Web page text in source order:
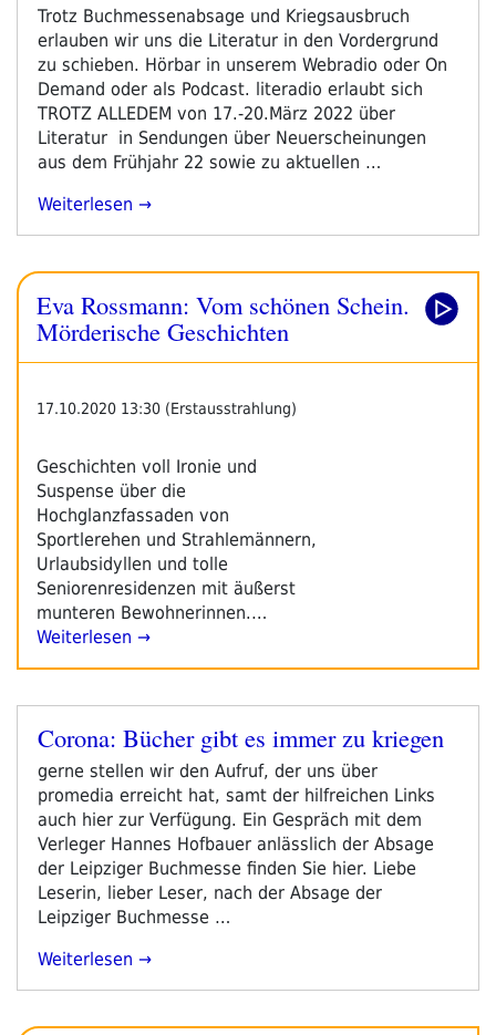
Trotz Buchmessenabsage und Kriegsausbruch
erlauben wir uns die Literatur in den Vordergrund
zu schieben. Hörbar in unserem Webradio oder On
Demand oder als Podcast. literadio erlaubt sich
TROTZ ALLEDEM von 17.-20.März 2022 über
Literatur in Sendungen über Neuerscheinungen
aus dem Frühjahr 22 sowie zu aktuellen …
„TROTZ
Schwerpunktprogramm
17.-20.März
2022“
Weiterlesen
Eva Rossmann: Vom schönen Schein.
Mörderische Geschichten
17.10.2020 13:30 (Erstausstrahlung)
Geschichten voll Ironie und
Suspense über die
Hochglanzfassaden von
Sportlerehen und Strahlemännern,
Urlaubsidyllen und tolle
Seniorenresidenzen mit äußerst
munteren Bewohnerinnen.…
Weiterlesen →
Veröffentlicht
Corona: Bücher gibt es immer zu kriegen
gerne stellen wir den Aufruf, der uns über
promedia erreicht hat, samt der hilfreichen Links
auch hier zur Verfügung. Ein Gespräch mit dem
Verleger Hannes Hofbauer anlässlich der Absage
der Leipziger Buchmesse finden Sie hier. Liebe
Leserin, lieber Leser, nach der Absage der
Leipziger Buchmesse …
„Corona:
Es
Weiterlesen